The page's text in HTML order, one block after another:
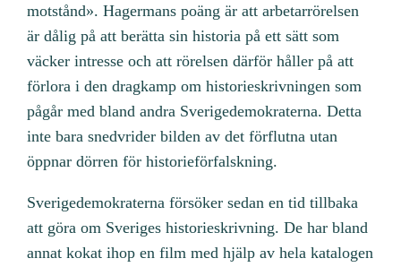
motstånd». Hagermans poäng är att arbetarrörelsen
är dålig på att berätta sin historia på ett sätt som
väcker intresse och att rörelsen därför håller på att
förlora i den dragkamp om historieskrivningen som
pågår med bland andra Sverigedemokraterna. Detta
inte bara snedvrider bilden av det förflutna utan
öppnar dörren för historieförfalskning.
Sverigedemokraterna försöker sedan en tid tillbaka
att göra om Sveriges historieskrivning. De har bland
annat kokat ihop en film med hjälp av hela katalogen